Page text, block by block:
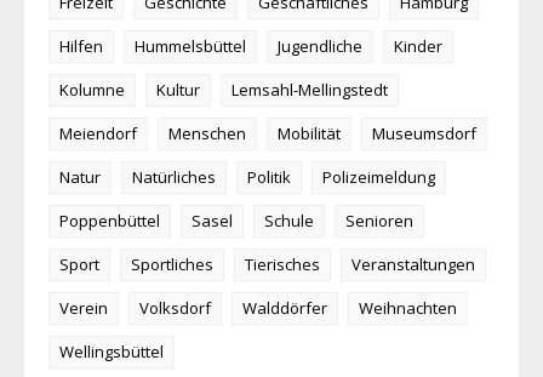
Hilfen
Hummelsbüttel Jugendliche
Kinder
Kolumne
Kultur
Lemsahl-Mellingstedt
Meiendorf
Menschen Mobilität
Museumsdorf
Natur
Natürliches Politik
Polizeimeldung
Poppenbüttel
Sasel Schule
Senioren
Sport
Sportliches Tierisches
Veranstaltungen
Verein
Volksdorf Walddörfer
Weihnachten
Wellingsbüttel